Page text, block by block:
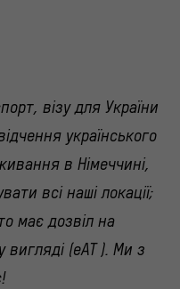
візу для України
українського
в Німеччині,
всі наші локації;
має дозвіл на
(eAT ). Ми з